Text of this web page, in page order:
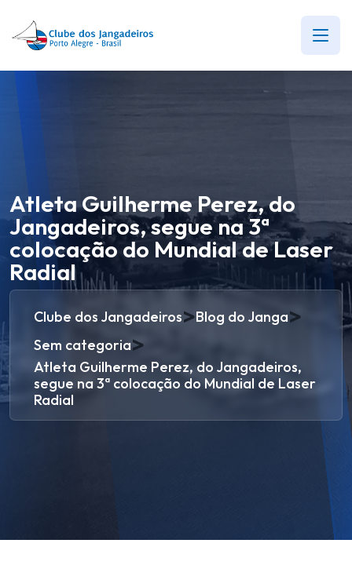
Atleta Guilherme Perez, do
Jangadeiros, segue na 3ª
colocação do Mundial de Laser
Radial
Clube dos Jangadeiros>Blog do Janga>
Sem categoria>
Atleta Guilherme Perez, do Jangadeiros,
segue na 3ª colocação do Mundial de Laser
Radial